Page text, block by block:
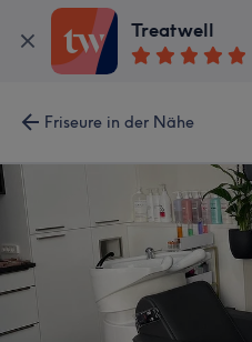
Treatwell
Friseure in der Nähe